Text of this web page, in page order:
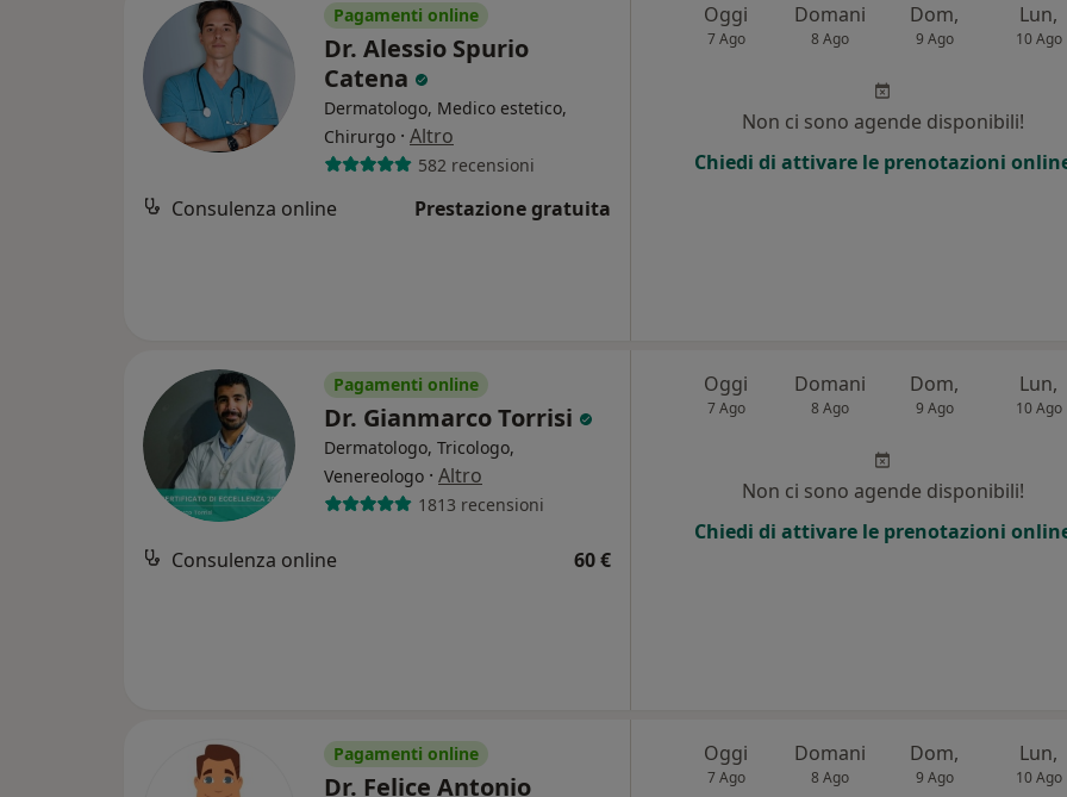
Pagamenti online
Dr. Alessio Spurio
Catena
Dermatologo, Medico estetico,
Chirurgo · Altro
582 recensioni
Consulenza online Prestazione gratuita
Oggi
7 Ago
Domani
8 Ago
Dom,
9 Ago
Lun,
10 Ago
Non ci sono agende disponibili!
Chiedi di attivare le prenotazioni
Pagamenti online
Dr. Gianmarco Torrisi
Dermatologo, Tricologo,
Venereologo · Altro
1813 recensioni
Consulenza online 60 €
Oggi
7 Ago
Domani
8 Ago
Dom,
9 Ago
Lun,
10 Ago
Non ci sono agende disponibili!
Chiedi di attivare le prenotazioni
Pagamenti online
Dr. Felice Antonio
Oggi
7 Ago
Domani
8 Ago
Dom,
9 Ago
Lun,
10 Ago